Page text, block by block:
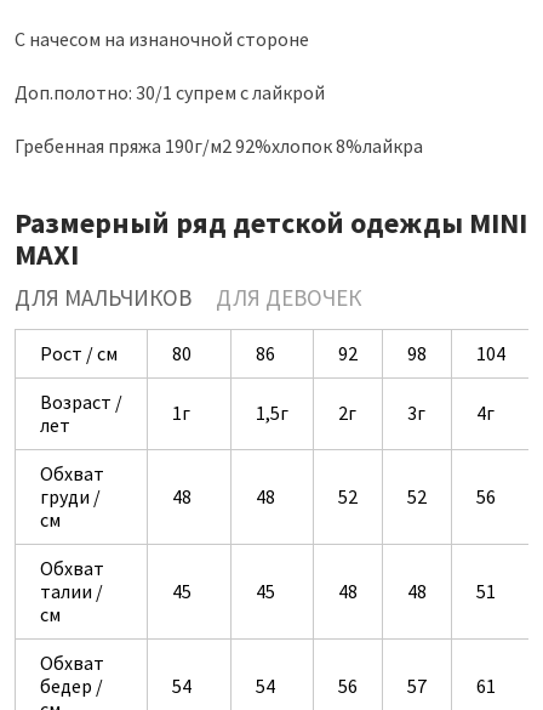
С начесом на изнаночной стороне
Доп.полотно: 30/1 супрем с лайкрой
Гребенная пряжа 190г/м2 92%хлопок 8%лайкра
Размерный ряд детской одежды MINI
MAXI
ДЛЯ МАЛЬЧИКОВ ДЛЯ ДЕВОЧЕК
Рост / см 80 86 92 98
104
Возраст /
лет
1г 1,5г 2г 3г 4г
Обхват
груди /
см
48 48 52 52 56
Обхват
талии /
см
45 45 48 48 51
Обхват
бедер /
54 54 56 57 61